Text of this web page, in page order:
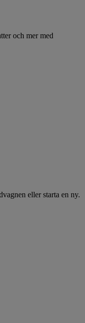
och mer med
eller starta en ny.